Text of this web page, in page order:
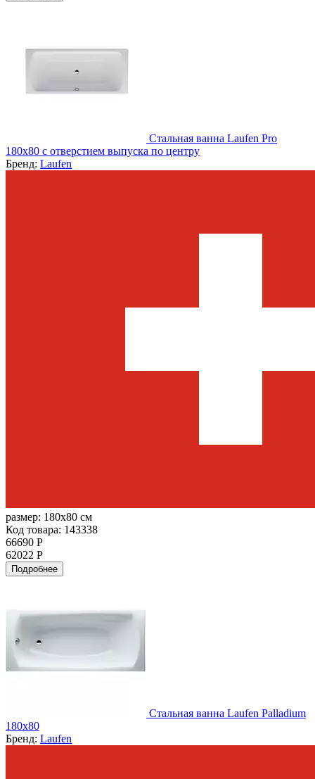
Стальная ванна Laufen Pro
180x80 с отверстием выпуска по центру
Бренд: Laufen
размер: 180x80 см
Код товара: 143338
66690 Р
62022 Р
Подробнее
Стальная ванна Laufen Palladium
180x80
Бренд: Laufen